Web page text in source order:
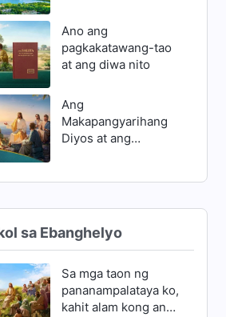
Ano ang
pagkakatawang-tao
at ang diwa nito
Ang
Makapangyarihang
Diyos at ang
ng iisang Diyos
sa Ebanghelyo
Sa mga taon ng
pananampalataya ko,
kahit alam kong ang